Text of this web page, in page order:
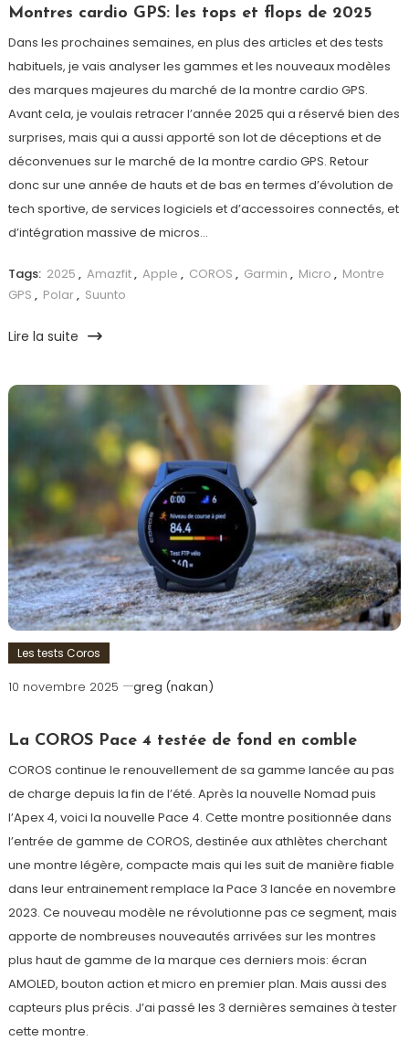
Montres cardio GPS: les tops et flops de 2025
Dans les prochaines semaines, en plus des articles et des tests
habituels, je vais analyser les gammes et les nouveaux modèles
des marques majeures du marché de la montre cardio GPS.
Avant cela, je voulais retracer l’année 2025 qui a réservé bien des
surprises, mais qui a aussi apporté son lot de déceptions et de
déconvenues sur le marché de la montre cardio GPS. Retour
donc sur une année de hauts et de bas en termes d’évolution de
tech sportive, de services logiciels et d’accessoires connectés, et
d’intégration massive de micros…
Tags: 2025 , Amazfit, Apple , COROS , Garmin , Micro , Montre
GPS , Polar, Suunto
Lire la suite
Les tests Coros
10 novembre 2025 greg (nakan)
La COROS Pace 4 testée de fond en comble
COROS continue le renouvellement de sa gamme lancée au pas
de charge depuis la fin de l’été. Après la nouvelle Nomad puis
l’Apex 4, voici la nouvelle Pace 4. Cette montre positionnée dans
l’entrée de gamme de COROS, destinée aux athlètes cherchant
une montre légère, compacte mais qui les suit de manière fiable
dans leur entrainement remplace la Pace 3 lancée en novembre
2023. Ce nouveau modèle ne révolutionne pas ce segment, mais
apporte de nombreuses nouveautés arrivées sur les montres
plus haut de gamme de la marque ces derniers mois: écran
AMOLED, bouton action et micro en premier plan. Mais aussi des
capteurs plus précis. J’ai passé les 3 dernières semaines à tester
cette montre.